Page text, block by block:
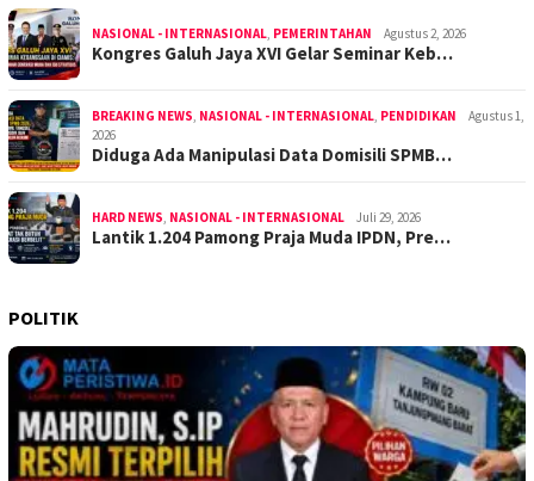
NASIONAL - INTERNASIONAL, PEMERINTAHAN Agustus 2, 2026
Kongres Galuh Jaya XVI Gelar Seminar Keb…
BREAKING NEWS, NASIONAL - INTERNASIONAL, PENDIDIKAN
Agustus 1,
2026
Diduga Ada Manipulasi Data Domisili SPMB…
HARD NEWS, NASIONAL - INTERNASIONAL Juli 29, 2026
Lantik 1.204 Pamong Praja Muda IPDN, Pre…
POLITIK